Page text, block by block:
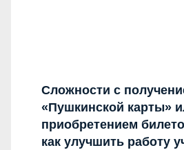
Сложности с
«Пушкинской карты»
приобретением
как улучшить работу